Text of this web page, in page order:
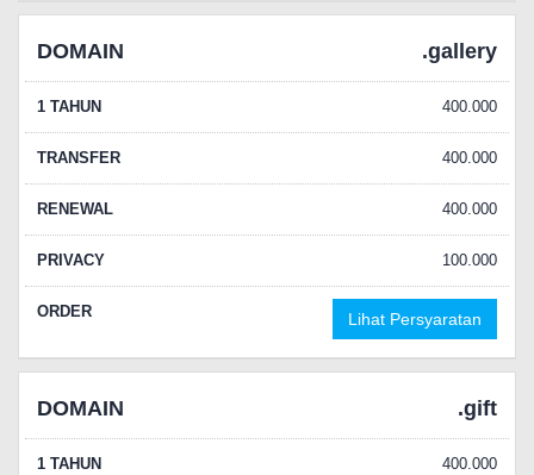
DOMAIN .gallery
1 TAHUN 400.000
TRANSFER 400.000
RENEWAL 400.000
PRIVACY 100.000
ORDER Lihat Persyaratan
DOMAIN .gift
1 TAHUN 400.000